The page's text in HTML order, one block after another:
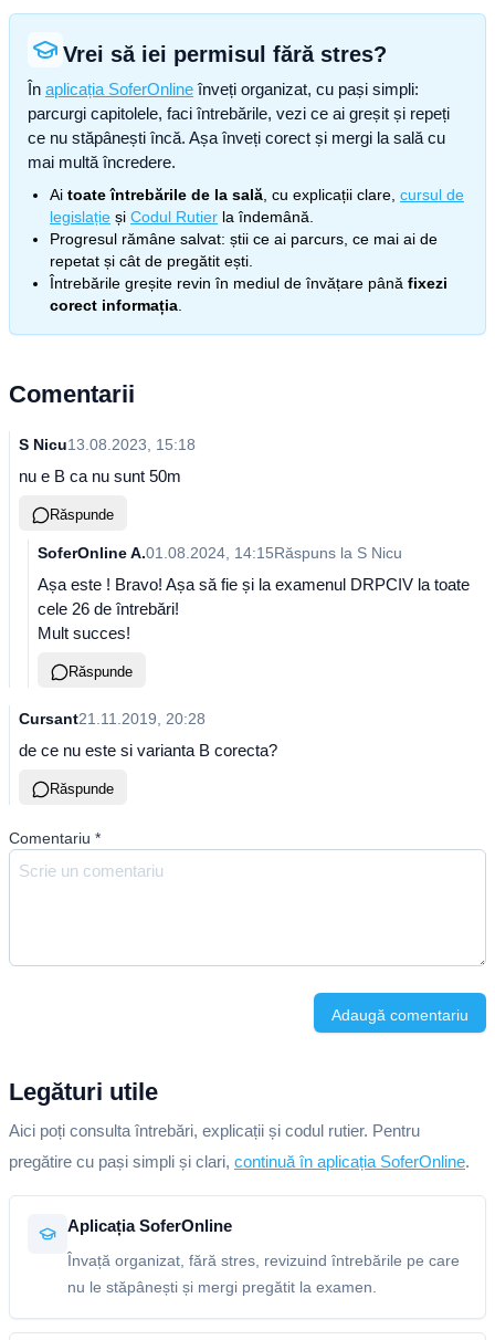
Vrei să iei permisul fără stres?
În aplicația SoferOnline înveți organizat, cu pași simpli:
parcurgi capitolele, faci întrebările, vezi ce ai greșit și repeți
ce nu stăpânești încă. Așa înveți corect și mergi la sală cu
mai multă încredere.
Ai toate întrebările de la sală , cu explicații clare, cursul de
legislație și Codul Rutier la îndemână.
Progresul rămâne salvat: știi ce ai parcurs, ce mai ai de
repetat și cât de pregătit ești.
Întrebările greșite revin în mediul de învățare până fixezi
corect informația
Comentarii
S Nicu13.08.2023, 15:18
nu e B ca nu sunt 50m
Răspunde
SoferOnline A.01.08.2024, 14:15Răspuns la S Nicu
Așa este ! Bravo! Așa să fie și la examenul DRPCIV la toate
cele 26 de întrebări!
Mult succes!
Răspunde
Cursant21.11.2019, 20:28
de ce nu este si varianta B corecta?
Răspunde
Comentariu *
Adaugă comentariu
Legături utile
Aici poți consulta întrebări, explicații și codul rutier. Pentru
pregătire cu pași simpli și clari, continuă în aplicația SoferOnline.
Aplicația SoferOnline
Învață organizat, fără stres, revizuind întrebările pe care
nu le stăpânești și mergi pregătit la examen.